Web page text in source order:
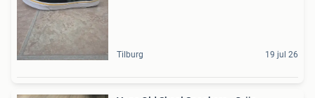
Tilburg 19 jul 26